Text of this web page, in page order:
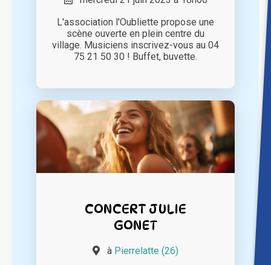
L'association l'Oubliette propose une
scène ouverte en plein centre du
village. Musiciens inscrivez-vous au 04
75 21 50 30 ! Buffet, buvette.
CONCERT JULIE
GONET
à Pierrelatte (26)